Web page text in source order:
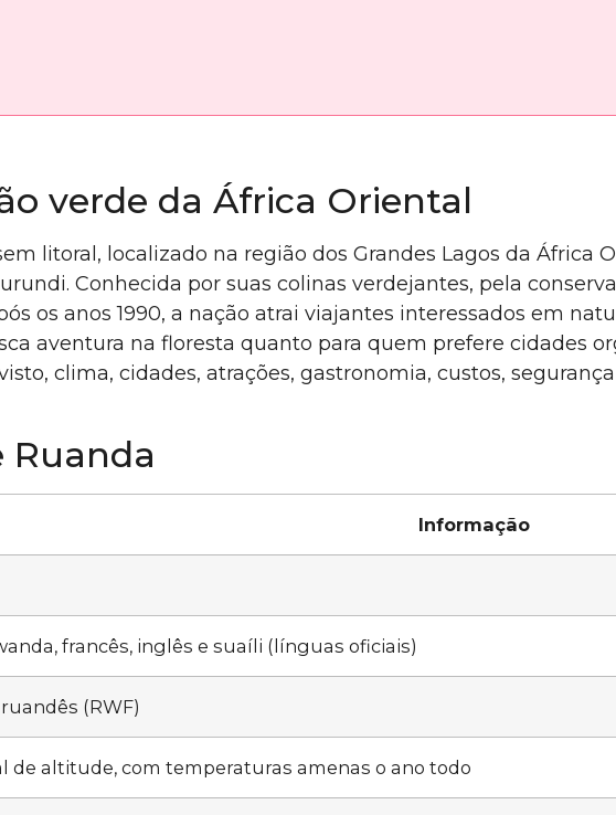
verde da África Oriental
litoral, localizado na região dos Grandes Lagos da África
Conhecida por suas colinas verdejantes, pela
os anos 1990, a nação atrai viajantes interessados em
aventura na floresta quanto para quem prefere cidades
clima, cidades, atrações, gastronomia, custos,
Ruanda
Informação
francês, inglês e suaíli (línguas oficiais)
(RWF)
de altitude, com temperaturas amenas o ano todo